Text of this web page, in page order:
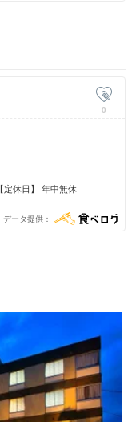
0
【営業時間】 各食事処は夕飯・朝食のみ 【定休日】 年中無休
データ提供